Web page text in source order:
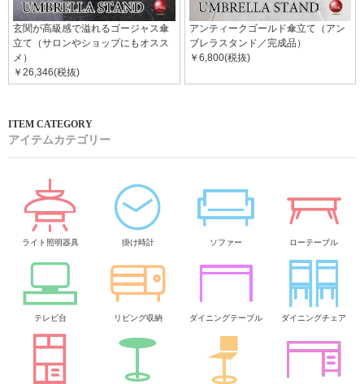
玄関が高級感で溢れるゴージャス傘
立て（サロンやショップにもオスス
メ）
￥26,346(税抜)
アンティークゴールド傘立て（アン
ブレラスタンド／完成品）
￥6,800(税抜)
アイテムカテゴリー
ライト照明器具 掛け時計 ソファー ローテーブル
テレビ台 リビング収納 ダイニングテーブル ダイニングチェア